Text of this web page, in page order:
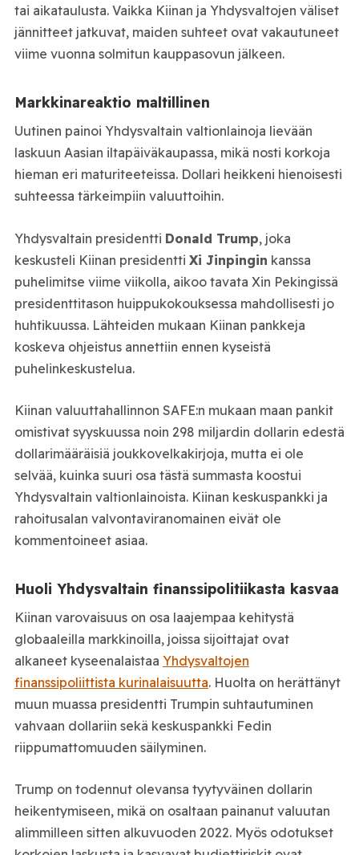
tai aikataulusta. Vaikka Kiinan ja Yhdysvaltojen väliset
jännitteet jatkuvat, maiden suhteet ovat vakautuneet
viime vuonna solmitun kauppasovun jälkeen.
Markkinareaktio maltillinen
Uutinen painoi Yhdysvaltain valtionlainoja lievään
laskuun Aasian iltapäiväkaupassa, mikä nosti korkoja
hieman eri maturiteeteissa. Dollari heikkeni hienoisesti
suhteessa tärkeimpiin valuuttoihin.
Yhdysvaltain presidentti Donald Trump, joka
keskusteli Kiinan presidentti Xi Jinpingin kanssa
puhelimitse viime viikolla, aikoo tavata Xin Pekingissä
presidenttitason huippukokouksessa mahdollisesti jo
huhtikuussa. Lähteiden mukaan Kiinan pankkeja
koskeva ohjeistus annettiin ennen kyseistä
puhelinkeskustelua.
Kiinan valuuttahallinnon SAFE:n mukaan maan pankit
omistivat syyskuussa noin 298 miljardin dollarin edestä
dollarimääräisiä joukkovelkakirjoja, mutta ei ole
selvää, kuinka suuri osa tästä summasta koostui
Yhdysvaltain valtionlainoista. Kiinan keskuspankki ja
rahoitusalan valvontaviranomainen eivät ole
kommentoineet asiaa.
Huoli Yhdysvaltain finanssipolitiikasta kasvaa
Kiinan varovaisuus on osa laajempaa kehitystä
globaaleilla markkinoilla, joissa sijoittajat ovat
alkaneet kyseenalaistaa Yhdysvaltojen
finanssipoliittista kurinalaisuutta. Huolta on herättänyt
muun muassa presidentti Trumpin suhtautuminen
vahvaan dollariin sekä keskuspankki Fedin
riippumattomuuden säilyminen.
Trump on todennut olevansa tyytyväinen dollarin
heikentymiseen, mikä on osaltaan painanut valuutan
alimmilleen sitten alkuvuoden 2022. Myös odotukset